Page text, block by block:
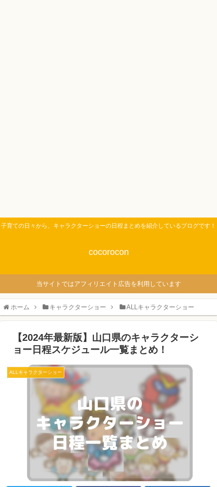
子育ての日々から、キャラクターショーの日程まとめを紹介しているブログです！
cocorocon
当サイトではアフィリエイト広告を利用しています
ホーム キャラクターショー ALLキャラクターショー
【2024年最新版】山口県のキャラクターシ
ョー日程スケジュール一覧まとめ！
ALLキャラクターショー